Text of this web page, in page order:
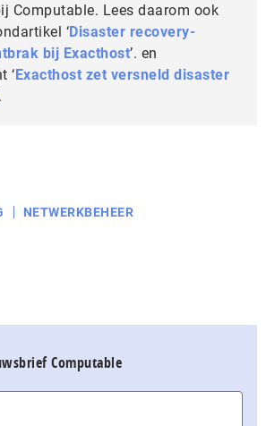
Computable. Lees daarom ook
‘Disaster recovery-
bij Exacthost’. en
‘Exacthost zet versneld disaster
NETWERKBEHEER
Computable